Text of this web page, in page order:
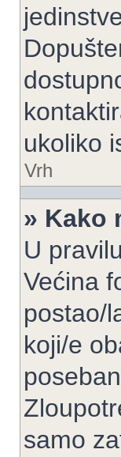
ukoliko
Vrh
» Kako
U
Većina
postao/
koji/e
samo